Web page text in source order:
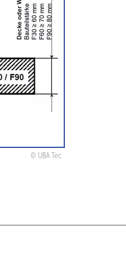
UBA Tec